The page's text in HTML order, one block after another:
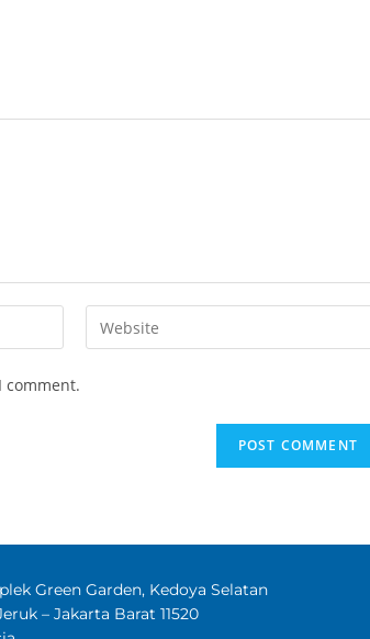
comment.
Green Garden, Kedoya Selatan
– Jakarta Barat 11520